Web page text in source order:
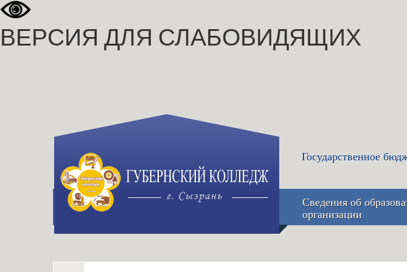
ВЕРСИЯ ДЛЯ СЛАБОВИДЯЩИХ
Государственное
Сведения об
организации